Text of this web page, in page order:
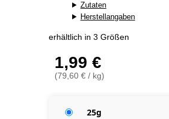
Zutaten
Herstellangaben
erhältlich in 3 Größen
1,99 €
(79,60 € / kg)
25g